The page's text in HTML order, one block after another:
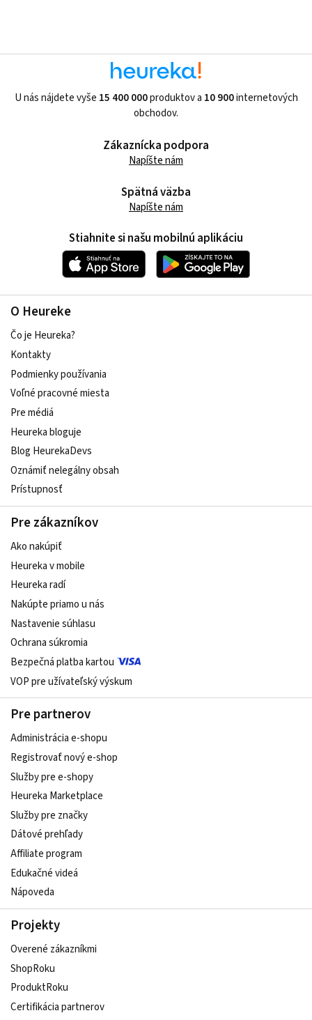
U nás nájdete vyše 15 400 000produktov a 10 900internetových
obchodov.
O Heureke
Čo je Heureka?
Kontakty
Podmienky používania
Voľné pracovné miesta
Pre médiá
Heureka bloguje
Blog HeurekaDevs
Oznámiť nelegálny obsah
Prístupnosť
Pre zákazníkov
Ako nakúpiť
Heureka v mobile
Heureka radí
Nakúpte priamo u nás
Nastavenie súhlasu
Ochrana súkromia
Bezpečná platba kartou
VOP pre užívateľský výskum
Pre partnerov
Administrácia e-shopu
Registrovať nový e-shop
Služby pre e‑shopy
Heureka Marketplace
Služby pre značky
Dátové prehľady
Affiliate program
Edukačné videá
Nápoveda
Projekty
Overené zákazníkmi
ShopRoku
ProduktRoku
Certifikácia partnerov
Zákaznícka podpora
Napíšte nám
Spätná väzba
Napíšte nám
Stiahnite si našu mobilnú aplikáciu